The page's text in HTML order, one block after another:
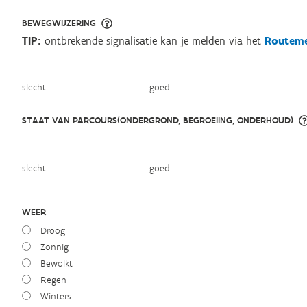
BEWEGWIJZERING
slecht goed
TIP: ontbrekende signalisatie kan je melden via het
STAAT VAN PARCOURS(ONDERGROND, BEGROEIING, ONDERHOUD)
slecht goed
WEER
Droog
Zonnig
Bewolkt
Regen
Winters